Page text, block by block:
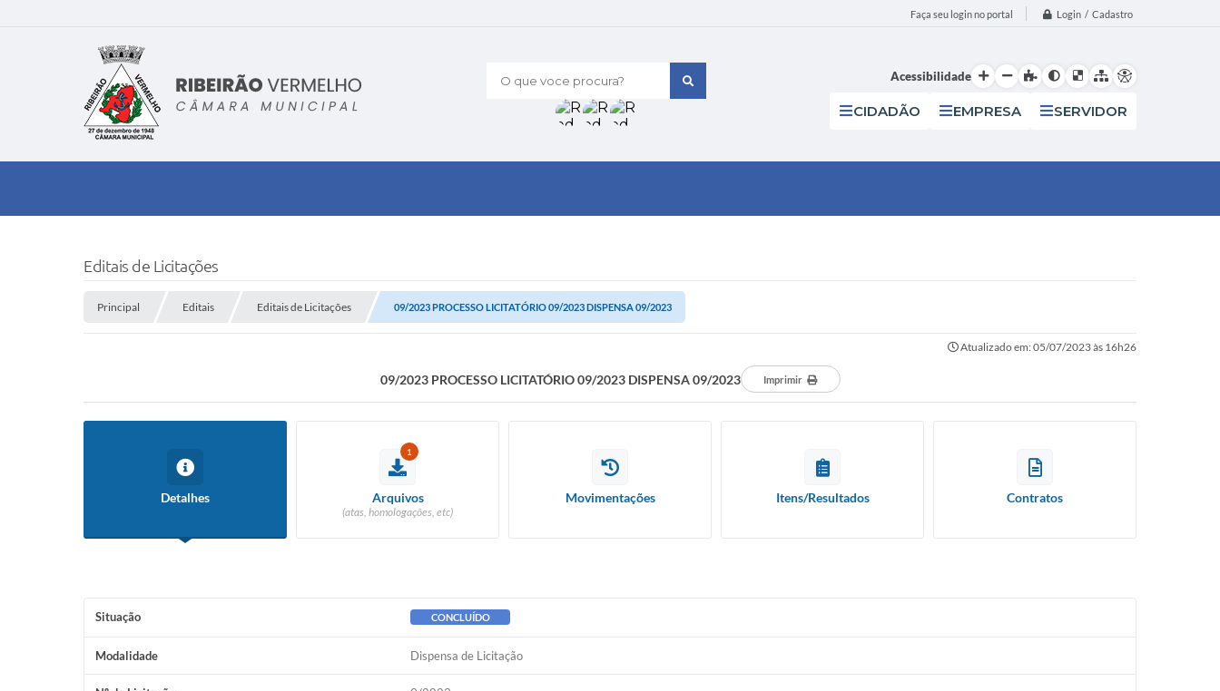
Faça seu login no portal Login / Cadastro
O que voce procura? Acessibilidade
CIDADÃO EMPRESA SERVIDOR
Editais de Licitações
Principal Editais Editais de Licitações 09/2023 PROCESSO LICITATÓRIO 09/2023 DISPENSA 09/2023
Atualizado em: 05/07/2023 às 16h26
09/2023 PROCESSO LICITATÓRIO 09/2023 DISPENSA 09/2023 Imprimir
Detalhes
1
Arquivos
(atas, homologações, etc)
Movimentações Itens/Resultados Contratos
Situação CONCLUÍDO
Modalidade Dispensa de Licitação